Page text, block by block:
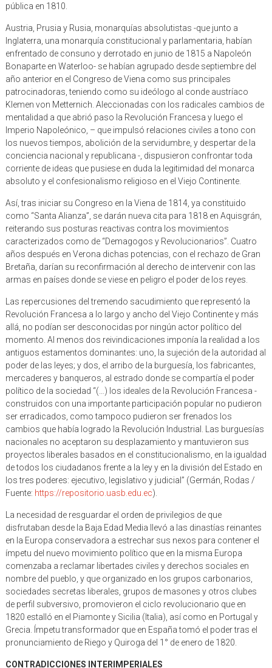
pública en 1810.
Austria, Prusia y Rusia, monarquías absolutistas -que junto a
Inglaterra, una monarquía constitucional y parlamentaria, habían
enfrentado de consuno y derrotado en junio de 1815 a Napoleón
Bonaparte en Waterloo- se habían agrupado desde septiembre del
año anterior en el Congreso de Viena como sus principales
patrocinadoras, teniendo como su ideólogo al conde austríaco
Klemen von Metternich. Aleccionadas con los radicales cambios de
mentalidad a que abrió paso la Revolución Francesa y luego el
Imperio Napoleónico, – que impulsó relaciones civiles a tono con
los nuevos tiempos, abolición de la servidumbre, y despertar de la
conciencia nacional y republicana -, dispusieron confrontar toda
corriente de ideas que pusiese en duda la legitimidad del monarca
absoluto y el confesionalismo religioso en el Viejo Continente.
Así, tras iniciar su Congreso en la Viena de 1814, ya constituido
como “Santa Alianza”, se darán nueva cita para 1818 en Aquisgrán,
reiterando sus posturas reactivas contra los movimientos
caracterizados como de “Demagogos y Revolucionarios”. Cuatro
años después en Verona dichas potencias, con el rechazo de Gran
Bretaña, darían su reconfirmación al derecho de intervenir con las
armas en países donde se viese en peligro el poder de los reyes.
Las repercusiones del tremendo sacudimiento que representó la
Revolución Francesa a lo largo y ancho del Viejo Continente y más
allá, no podían ser desconocidas por ningún actor político del
momento. Al menos dos reivindicaciones imponía la realidad a los
antiguos estamentos dominantes: uno, la sujeción de la autoridad al
poder de las leyes; y dos, el arribo de la burguesía, los fabricantes,
mercaderes y banqueros, al estrado donde se compartía el poder
político de la sociedad “(…) los ideales de la Revolución Francesa -
construidos con una importante participación popular no pudieron
ser erradicados, como tampoco pudieron ser frenados los
cambios que había logrado la Revolución Industrial. Las burguesías
nacionales no aceptaron su desplazamiento y mantuvieron sus
proyectos liberales basados en el constitucionalismo, en la igualdad
de todos los ciudadanos frente a la ley y en la división del Estado en
los tres poderes: ejecutivo, legislativo y judicial” (Germán, Rodas /
Fuente: https://repositorio.uasb.edu.ec).
La necesidad de resguardar el orden de privilegios de que
disfrutaban desde la Baja Edad Media llevó a las dinastías reinantes
en la Europa conservadora a estrechar sus nexos para contener el
ímpetu del nuevo movimiento político que en la misma Europa
comenzaba a reclamar libertades civiles y derechos sociales en
nombre del pueblo, y que organizado en los grupos carbonarios,
sociedades secretas liberales, grupos de masones y otros clubes
de perfil subversivo, promovieron el ciclo revolucionario que en
1820 estalló en el Piamonte y Sicilia (Italia), así como en Portugal y
Grecia. Ímpetu transformador que en España tomó el poder tras el
pronunciamiento de Riego y Quiroga del 1° de enero de 1820.
CONTRADICCIONES INTERIMPERIALES